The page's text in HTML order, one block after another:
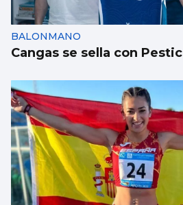
BALONMANO
Cangas se sella con Pestic